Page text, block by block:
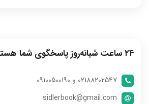
۲۴ ساعت شبانه‌روز پاسخگوی شما هستیم
02188202547 و 09100500190
sidlerbook@gmail.com